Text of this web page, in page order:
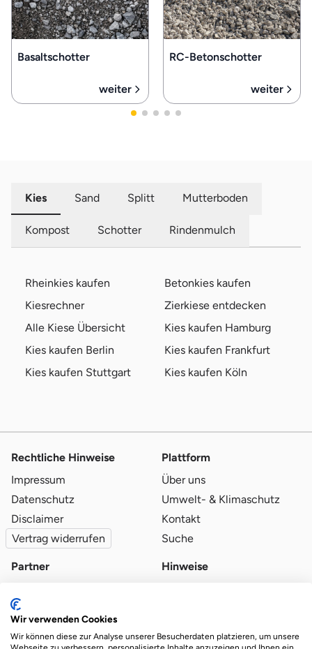
Basaltschotter
weiter
RC-Betonschotter
weiter
Kies Sand Splitt Mutterboden
Kompost Schotter Rindenmulch
Rheinkies kaufen
Betonkies kaufen
Kiesrechner
Zierkiese entdecken
Alle Kiese Übersicht
Kies kaufen Hamburg
Kies kaufen Berlin
Kies kaufen Frankfurt
Kies kaufen Stuttgart
Kies kaufen Köln
Rechtliche Hinweise
Impressum
Datenschutz
Disclaimer
Vertrag widerrufen
Plattform
Über uns
Umwelt- & Klimaschutz
Kontakt
Suche
Partner
Qualitätsvoraussetzungen
Partner-Login
Hinweise
Wir verwenden Cookies
Wir können diese zur Analyse unserer Besucherdaten platzieren, um unsere